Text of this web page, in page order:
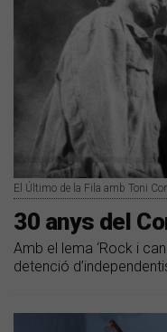
El Último de la Fila amb Toni
30 anys del
Amb el lema ‘Rock i
detenció